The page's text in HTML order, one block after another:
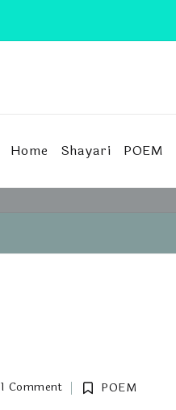
Home Shayari POEM
1 Comment POEM